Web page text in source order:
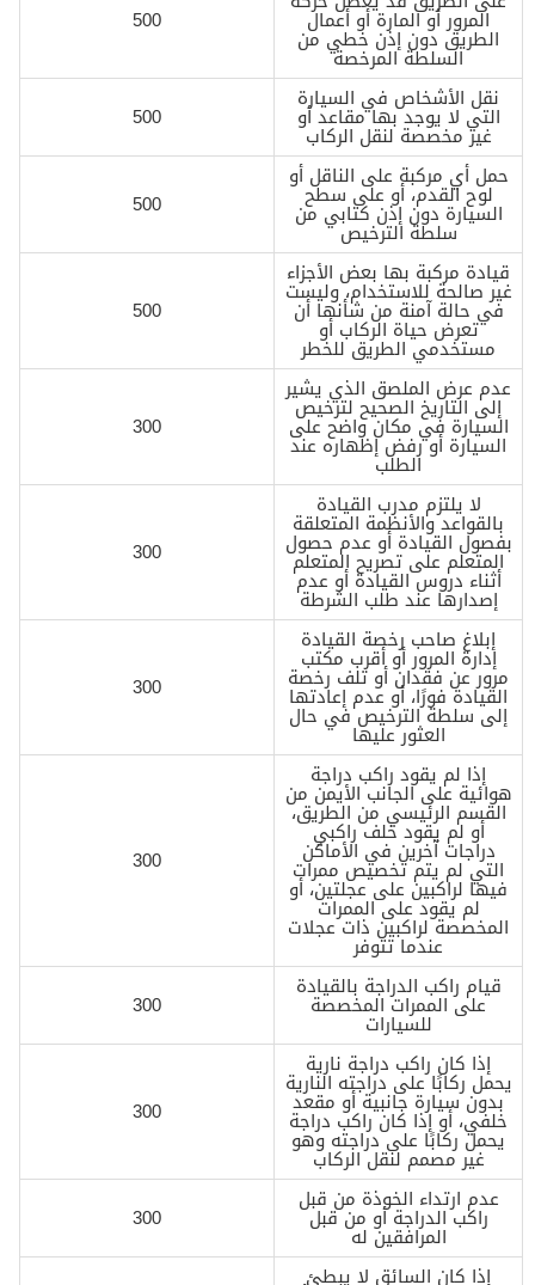
المرور أو المارة أو أعمال
الطريق دون إذن خطي من
السلطة المرخصة
500
نقل الأشخاص في السيارة
التي لا يوجد بها مقاعد أو
غير مخصصة لنقل الركاب
500
حمل أي مركبة على الناقل أو
لوح القدم، أو على سطح
السيارة دون إذن كتابي من
سلطة الترخيص
500
قيادة مركبة بها بعض الأجزاء
غير صالحة للاستخدام، وليست
في حالة آمنة من شأنها أن
تعرض حياة الركاب أو
مستخدمي الطريق للخطر
500
عدم عرض الملصق الذي يشير
إلى التاريخ الصحيح لترخيص
السيارة في مكان واضح على
السيارة أو رفض إظهاره عند
الطلب
300
لا يلتزم مدرب القيادة
بالقواعد والأنظمة المتعلقة
بفصول القيادة أو عدم حصول
المتعلم على تصريح المتعلم
أثناء دروس القيادة أو عدم
إصدارها عند طلب الشرطة
300
إبلاغ صاحب رخصة القيادة
إدارة المرور أو أقرب مكتب
مرور عن فقدان أو تلف رخصة
القيادة فورًا، أو عدم إعادتها
إلى سلطة الترخيص في حال
العثور عليها
300
إذا لم يقود راكب دراجة
هوائية على الجانب الأيمن من
القسم الرئيسي من الطريق،
أو لم يقود خلف راكبي
دراجات آخرين في الأماكن
التي لم يتم تخصيص ممرات
فيها لراكبين على عجلتين، أو
لم يقود على الممرات
المخصصة لراكبين ذات عجلات
عندما تتوفر
300
قيام راكب الدراجة بالقيادة
على الممرات المخصصة
للسيارات
300
إذا كان راكب دراجة نارية
يحمل ركابًا على دراجته النارية
بدون سيارة جانبية أو مقعد
خلفي، أو إذا كان راكب دراجة
يحمل ركابًا على دراجته وهو
غير مصمم لنقل الركاب
300
عدم ارتداء الخوذة من قبل
راكب الدراجة أو من قبل
المرافقين له
300
إذا كان السائق لا يبطئ